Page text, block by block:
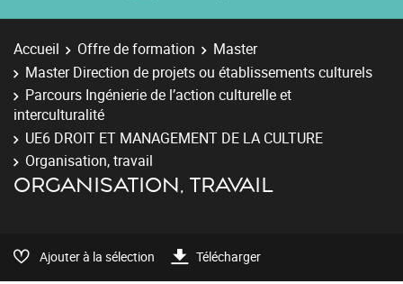
Accueil Offre de formation
Master
Master Direction de projets ou établissements culturels
Parcours Ingénierie de l’action culturelle et
interculturalité
UE6 DROIT ET MANAGEMENT DE LA CULTURE
Organisation, travail
ORGANISATION, TRAVAIL
Ajouter à la sélection Télécharger